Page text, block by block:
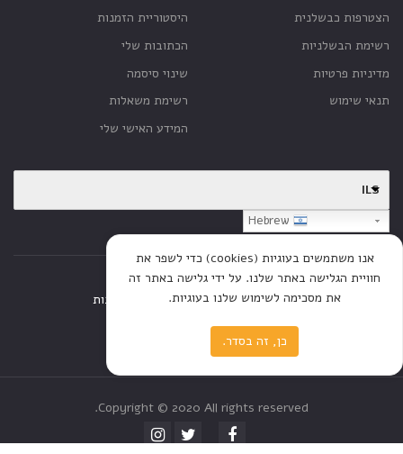
היסטוריית הזמנות
הכתובות שלי
שינוי סיסמה
רשימת משאלות
המידע האישי שלי
הצטרפות כבשלנית
רשימת הבשלניות
מדיניות פרטיות
תנאי שימוש
ILS
דף הבית חנות כתבות
Copyright © 2020 All rights reserved.
אנו משתמשים בעוגיות (cookies) כדי לשפר את
חוויית הגלישה באתר שלנו. על ידי גלישה באתר זה
את מסכימה לשימוש שלנו בעוגיות.
כן, זה בסדר.